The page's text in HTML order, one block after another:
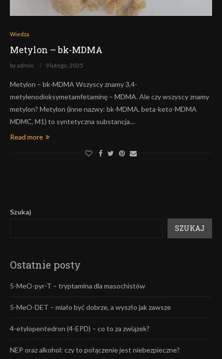
Wiedza
Metylon – bk-MDMA
byadmin 9 lutego, 2025
Metylon – bk-MDMA Wszyscy znamy 3,4-
metylenodioksymetamfetaminę – MDMA. Ale czy wszyscy znamy
metylon? Metylon (inne nazwy: bk-MDMA, beta-keto-MDMA
MDMC, M1) to syntetyczna substancja…
Read more
Szukaj
SZUKAJ
Ostatnie posty
5-MeO-pyr-T – tryptamina dla masochistów
5-MeO-DET – miało być dobrze, a wyszło jak zawsze
4-etylopentedron (4-EPD) – co to za związek?
NEP oraz alkohol: czy to połączenie jest niebezpieczne?